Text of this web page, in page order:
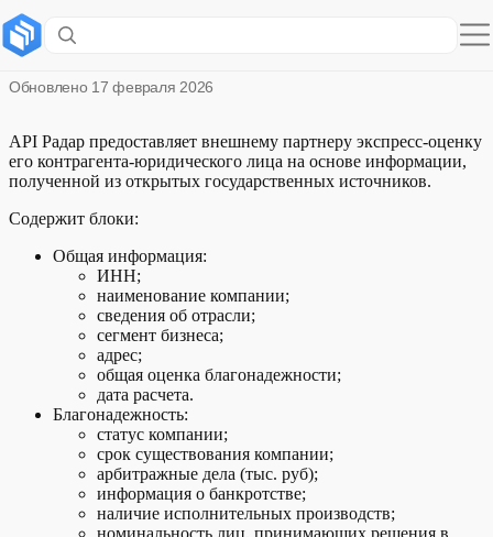
Радар: обзор
Обновлено 17 февраля 2026
API Радар предоставляет внешнему партнеру экспресс-оценку
его контрагента-юридического лица на основе информации,
полученной из открытых государственных источников.
Содержит блоки:
Общая информация:
ИНН;
наименование компании;
сведения об отрасли;
сегмент бизнеса;
адрес;
общая оценка благонадежности;
дата расчета.
Благонадежность:
статус компании;
срок существования компании;
арбитражные дела (тыс. руб);
информация о банкротстве;
наличие исполнительных производств;
номинальность лиц, принимающих решения в